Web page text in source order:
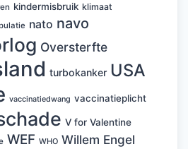
kindermisbruik klimaat
nato navo
Oversterfte
turbokanker USA
vaccinatiedwang vaccinatieplicht
V for Valentine
WEF WHO Willem Engel